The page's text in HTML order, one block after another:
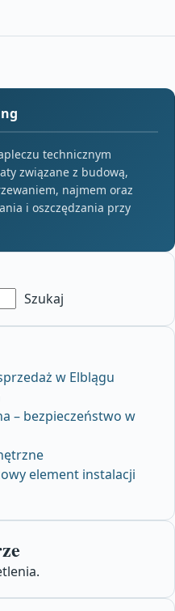
technicznym
związane z budową,
najmem oraz
i oszczędzania przy
Szukaj
w Elblągu
– bezpieczeństwo w
element instalacji